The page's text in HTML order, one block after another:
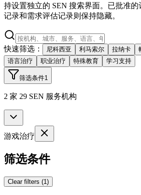
持设置独立的 SEN 搜索界面。已批准
记录和需求评估记录则保持隐藏。
快速筛选： 尼科西亚 利马索尔 拉纳卡
语言治疗
职业治疗 特殊教育 学习支持
筛选条件1
2 家 29 SEN 服务机构
游戏治疗
筛选条件
Clear filters (1)